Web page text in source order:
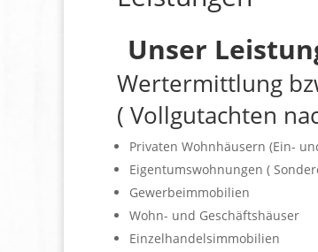
Unser
Wertermittlung
( Vollgutachten
Privaten Wohnhäusern (Ein-
Eigentumswohnungen (
Gewerbeimmobilien
Wohn- und Geschäftshäuser
Einzelhandelsimmobilien